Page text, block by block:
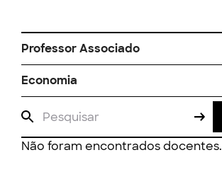
Professor Associado
Economia
Não foram encontrados docentes.